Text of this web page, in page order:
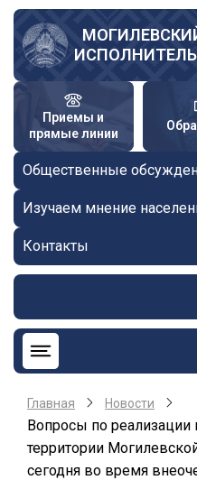
Перейти
основному
содержанию
Приемы и
прямые линии
Общественные
Изучаем мнение
Контакты
Главная Новости
Вопросы по реализации
территории
сегодня во время